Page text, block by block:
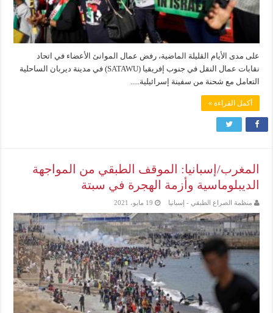
على مدى الأيام القليلة الماضية، رفض عمال الموانئ الأعضاء في اتحاد
نقابات عمال النقل في جنوب إفريقيا (SATAWU) في مدينة ديربان الساحلية
التعامل مع شحنة من سفينة إسرائيلية.....
أكمل القراءة »
المغرب/إسبانيا: الموقف الطبقي من المواجهة
الديبلوماسية وأزمة الهجرة في سبتة
منظمة الصراع الطبقي - إسبانيا 19 مايو، 2021